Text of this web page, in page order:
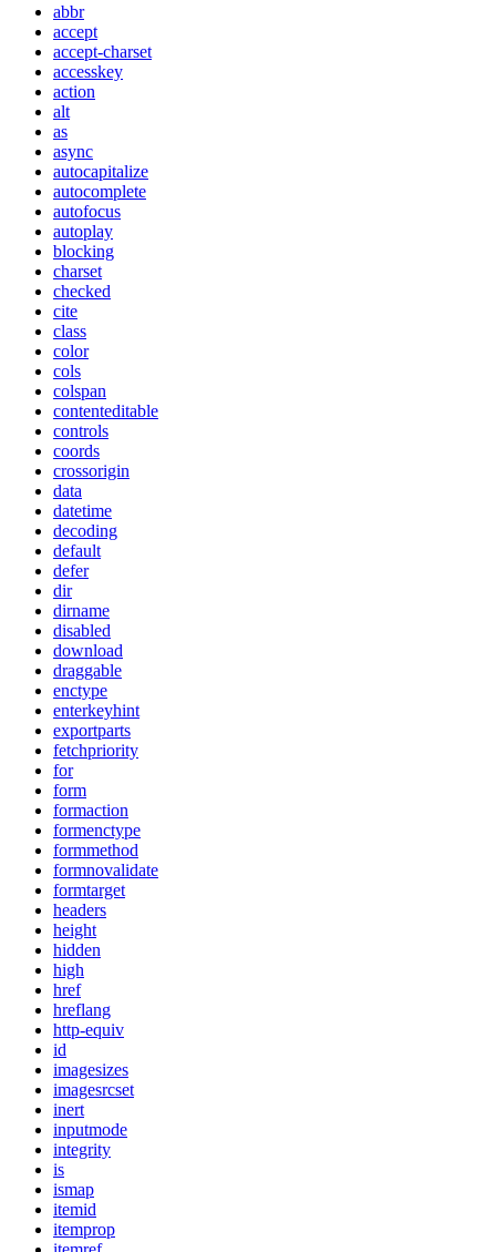
abbr
accept
accept-charset
accesskey
action
alt
as
async
autocapitalize
autocomplete
autofocus
autoplay
blocking
charset
checked
cite
class
color
cols
colspan
contenteditable
controls
coords
crossorigin
data
datetime
decoding
default
defer
dir
dirname
disabled
download
draggable
enctype
enterkeyhint
exportparts
fetchpriority
for
form
formaction
formenctype
formmethod
formnovalidate
formtarget
headers
height
hidden
high
href
hreflang
http-equiv
id
imagesizes
imagesrcset
inert
inputmode
integrity
is
ismap
itemid
itemprop